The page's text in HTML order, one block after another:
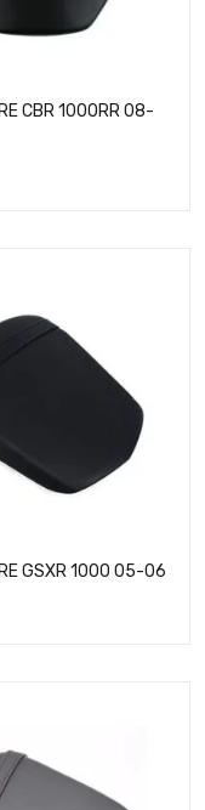
CBR 1000RR 08-
GSXR 1000 05-06